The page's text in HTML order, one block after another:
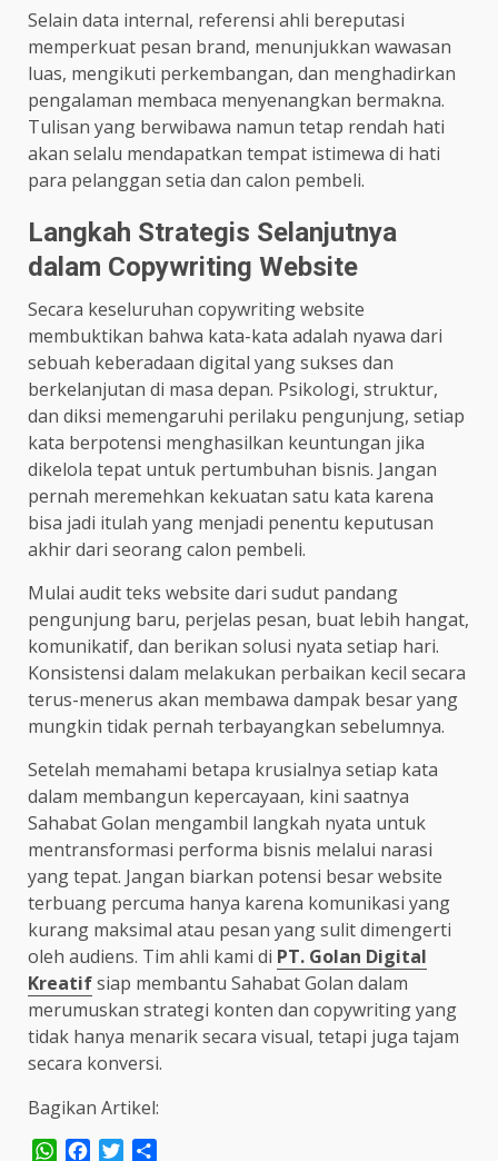
Selain data internal, referensi ahli bereputasi
memperkuat pesan brand, menunjukkan wawasan
luas, mengikuti perkembangan, dan menghadirkan
pengalaman membaca menyenangkan bermakna.
Tulisan yang berwibawa namun tetap rendah hati
akan selalu mendapatkan tempat istimewa di hati
para pelanggan setia dan calon pembeli.
Langkah Strategis Selanjutnya
dalam Copywriting Website
Secara keseluruhan copywriting website
membuktikan bahwa kata-kata adalah nyawa dari
sebuah keberadaan digital yang sukses dan
berkelanjutan di masa depan. Psikologi, struktur,
dan diksi memengaruhi perilaku pengunjung, setiap
kata berpotensi menghasilkan keuntungan jika
dikelola tepat untuk pertumbuhan bisnis. Jangan
pernah meremehkan kekuatan satu kata karena
bisa jadi itulah yang menjadi penentu keputusan
akhir dari seorang calon pembeli.
Mulai audit teks website dari sudut pandang
pengunjung baru, perjelas pesan, buat lebih hangat,
komunikatif, dan berikan solusi nyata setiap hari.
Konsistensi dalam melakukan perbaikan kecil secara
terus-menerus akan membawa dampak besar yang
mungkin tidak pernah terbayangkan sebelumnya.
Setelah memahami betapa krusialnya setiap kata
dalam membangun kepercayaan, kini saatnya
Sahabat Golan mengambil langkah nyata untuk
mentransformasi performa bisnis melalui narasi
yang tepat. Jangan biarkan potensi besar website
terbuang percuma hanya karena komunikasi yang
kurang maksimal atau pesan yang sulit dimengerti
oleh audiens. Tim ahli kami di PT. Golan Digital
Kreatifsiap membantu Sahabat Golan dalam
merumuskan strategi konten dan copywriting yang
tidak hanya menarik secara visual, tetapi juga tajam
secara konversi.
Bagikan Artikel:
WhatsApp
Facebook
Twitter